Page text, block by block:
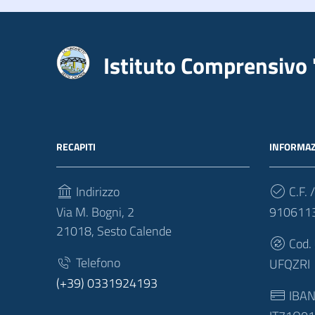
Istituto
RECAPITI
Indirizzo
Via M. Bogni, 2
21018, Sesto Calende
Telefono
(+39) 0331924193
C.F.
UFQZRI
IBAN